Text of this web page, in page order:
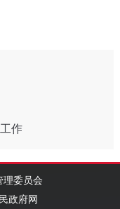
作
委员会
政府网